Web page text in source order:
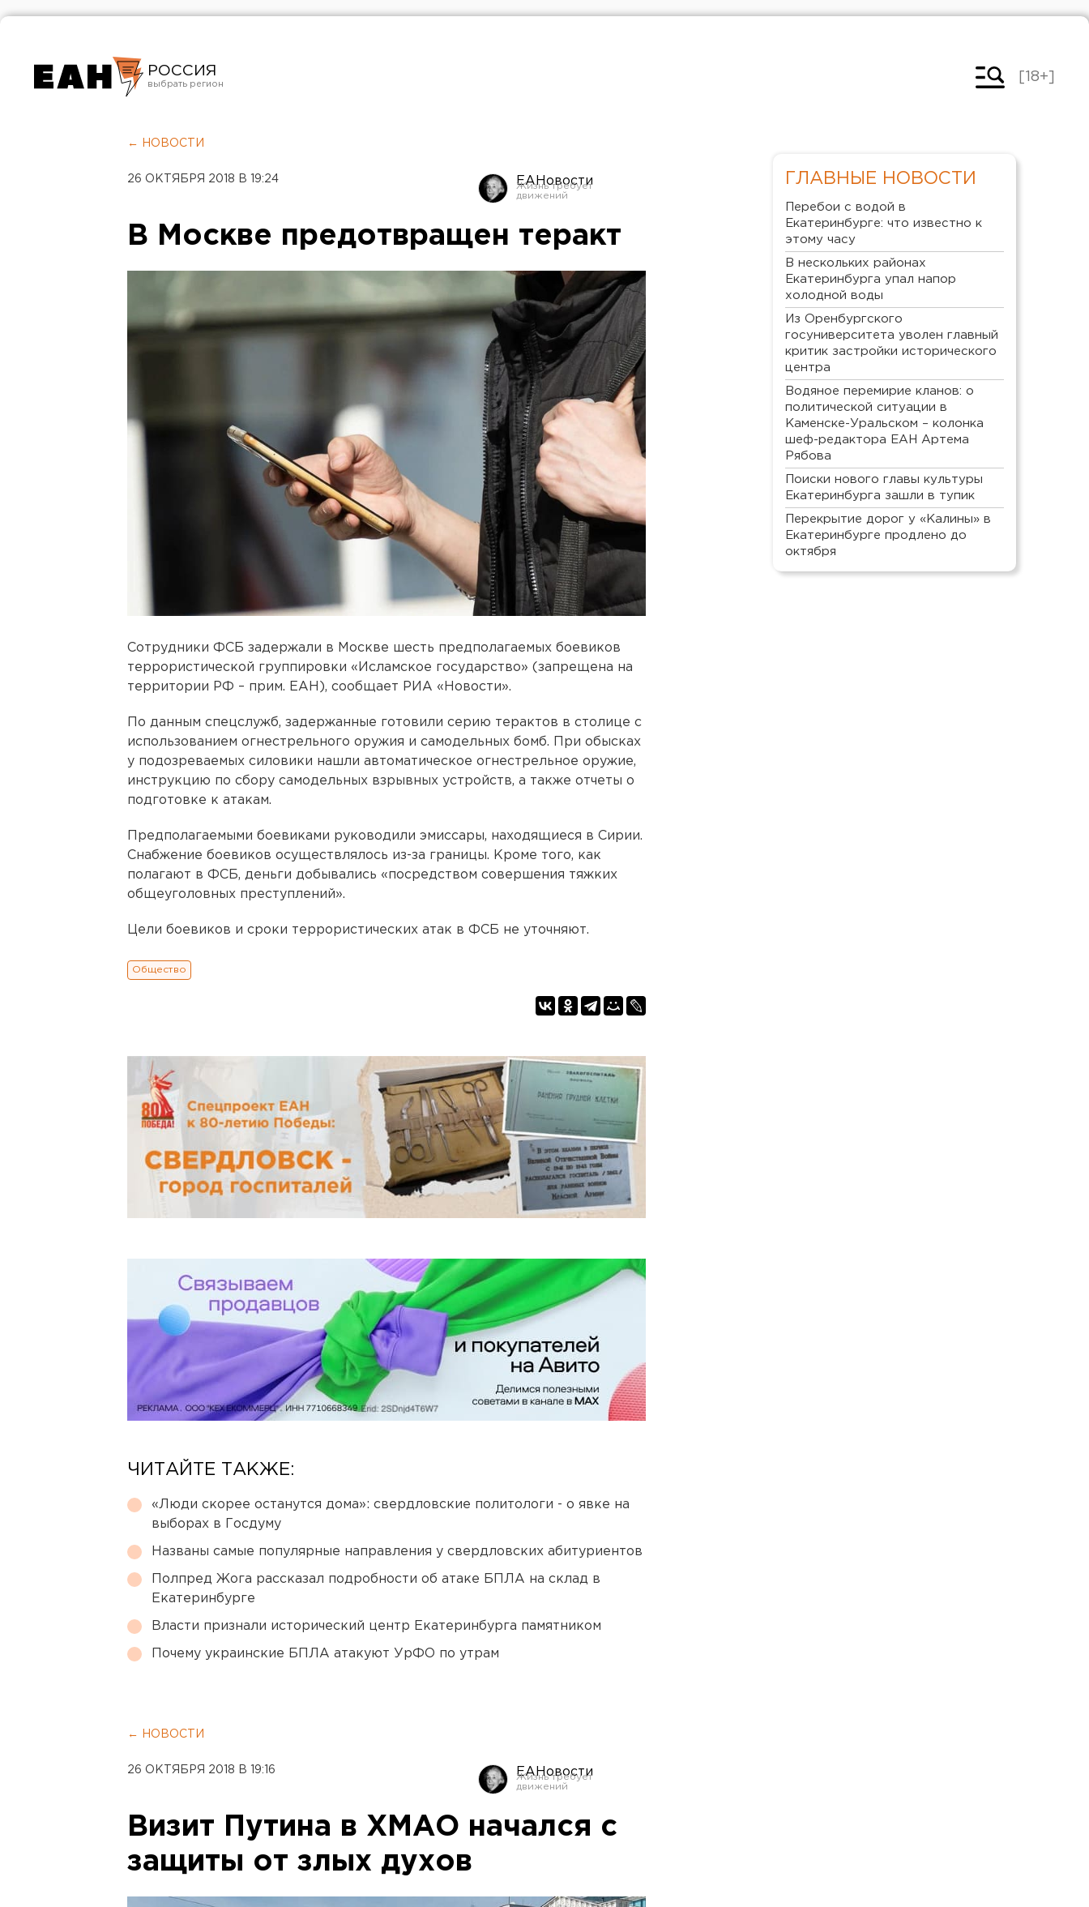
РОССИЯ
Челябинск
[18+]
← НОВОСТИ
26 ОКТЯБРЯ 2018 В 19:24 ЕАНовости
В Москве предотвращен теракт
Сотрудники ФСБ задержали в Москве шесть предполагаемых боевиков
террористической группировки «Исламское государство» (запрещена на
территории РФ – прим. ЕАН), сообщает РИА «Новости».
По данным спецслужб, задержанные готовили серию терактов в столице с
использованием огнестрельного оружия и самодельных бомб. При обысках
у подозреваемых силовики нашли автоматическое огнестрельное оружие,
инструкцию по сбору самодельных взрывных устройств, а также отчеты о
подготовке к атакам.
Предполагаемыми боевиками руководили эмиссары, находящиеся в Сирии.
Снабжение боевиков осуществлялось из-за границы. Кроме того, как
полагают в ФСБ, деньги добывались «посредством совершения тяжких
общеуголовных преступлений».
Цели боевиков и сроки террористических атак в ФСБ не уточняют.
Общество
ЧИТАЙТЕ ТАКЖЕ:
«Люди скорее останутся дома»: свердловские политологи - о явке на
выборах в Госдуму
Названы самые популярные направления у свердловских абитуриентов
Полпред Жога рассказал подробности об атаке БПЛА на склад в
Екатеринбурге
Власти признали исторический центр Екатеринбурга памятником
Почему украинские БПЛА атакуют УрФО по утрам
← НОВОСТИ
26 ОКТЯБРЯ 2018 В 19:16 ЕАНовости
Визит Путина в ХМАО начался с
защиты от злых духов
ГЛАВНЫЕ НОВОСТИ
Перебои с водой в
Екатеринбурге: что известно к
этому часу
В нескольких районах
Екатеринбурга упал напор
холодной воды
Из Оренбургского
госуниверситета уволен главный
критик застройки исторического
центра
Водяное перемирие кланов: о
политической ситуации в
Каменске-Уральском – колонка
шеф-редактора ЕАН Артема
Рябова
Поиски нового главы культуры
Екатеринбурга зашли в тупик
Перекрытие дорог у «Калины» в
Екатеринбурге продлено до
октября